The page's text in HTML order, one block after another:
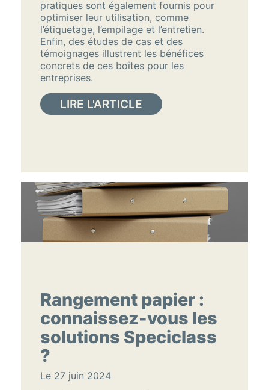
pratiques sont également fournis pour
optimiser leur utilisation, comme
l’étiquetage, l’empilage et l’entretien.
Enfin, des études de cas et des
témoignages illustrent les bénéfices
concrets de ces boîtes pour les
entreprises.
LIRE L'ARTICLE
Rangement papier :
connaissez-vous les
solutions Speciclass
?
Le 27 juin 2024